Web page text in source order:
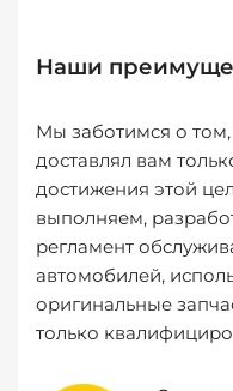
Наши
Мы заботимся о
доставлял вам
достижения этой
выполняем,
регламент
автомобилей,
оригинальные
только